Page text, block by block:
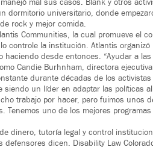
mal sus casos. Blank y otros
dormitorio universitario, donde
rock y mejor comida.
Communities, la cual promueve el
controle la institución. Atlantis
haciendo desde entonces. “Ayudar a
Candie Burhnham, directora
durante décadas de los
siendo un líder en adaptar las políticas
trabajo por hacer, pero fuimos unos
Tenemos uno de los mejores
dinero, tutoría legal y control
defensores dicen. Disability Law